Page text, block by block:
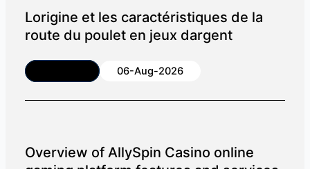
Lorigine et les caractéristiques de la
route du poulet en jeux dargent
06-Aug-2026
Overview of AllySpin Casino online